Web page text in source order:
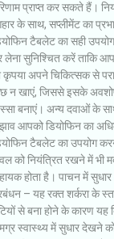
प्राप्त कर सकते हैं।
के साथ, सप्लीमेंट का
टैबलेट का सही
लेना सुनिश्चित करें ताकि
कृपया अपने चिकित्सक से
न खाएं, जिससे इसके
बनाएं। अन्य दवाओं के
आपको डियोफिन का
टैबलेट का उपयोग
को नियंत्रित रखने में भी
होता है। पाचन में
– यह रक्त शर्करा के
से बना होने के कारण
स्वास्थ्य में सुधार देखने